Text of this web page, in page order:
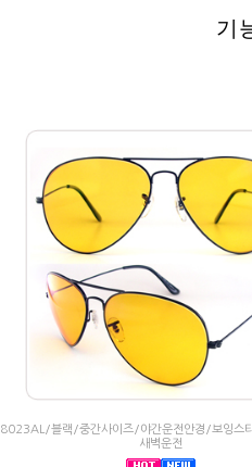
기
8023AL/블랙/중간사이즈/야간운전안경/보잉스
새벽운전